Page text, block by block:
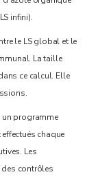
infini).
le LS global et le
La taille
ce calcul. Elle
programme
chaque
Les
contrôles